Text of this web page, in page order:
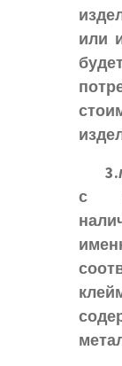
или
3.
с